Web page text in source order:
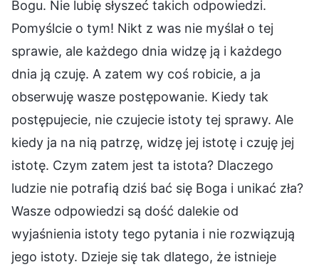
Bogu. Nie lubię słyszeć takich odpowiedzi.
Pomyślcie o tym! Nikt z was nie myślał o tej
sprawie, ale każdego dnia widzę ją i każdego
dnia ją czuję. A zatem wy coś robicie, a ja
obserwuję wasze postępowanie. Kiedy tak
postępujecie, nie czujecie istoty tej sprawy. Ale
kiedy ja na nią patrzę, widzę jej istotę i czuję jej
istotę. Czym zatem jest ta istota? Dlaczego
ludzie nie potrafią dziś bać się Boga i unikać zła?
Wasze odpowiedzi są dość dalekie od
wyjaśnienia istoty tego pytania i nie rozwiązują
jego istoty. Dzieje się tak dlatego, że istnieje